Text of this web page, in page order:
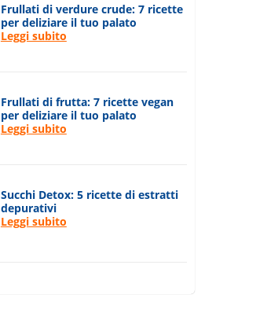
Frullati di verdure crude: 7 ricette
per deliziare il tuo palato
Leggi subito
Frullati di frutta: 7 ricette vegan
per deliziare il tuo palato
Leggi subito
Succhi Detox: 5 ricette di estratti
depurativi
Leggi subito